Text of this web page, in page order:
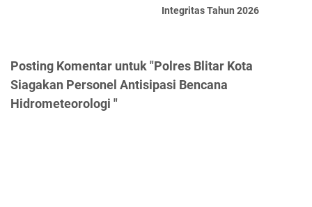
Integritas Tahun 2026
Posting Komentar untuk "Polres Blitar Kota
Siagakan Personel Antisipasi Bencana
Hidrometeorologi "